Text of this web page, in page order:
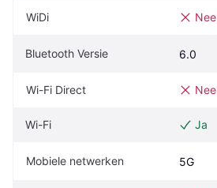
WiDi Nee
Bluetooth Versie 6.0
Wi-Fi Direct Nee
Wi-Fi Ja
Mobiele netwerken 5G